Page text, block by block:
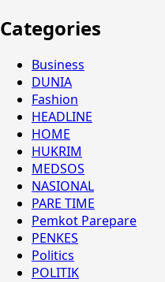
Categories
Business
DUNIA
Fashion
HEADLINE
HOME
HUKRIM
MEDSOS
NASIONAL
PARE TIME
Pemkot Parepare
PENKES
Politics
POLITIK